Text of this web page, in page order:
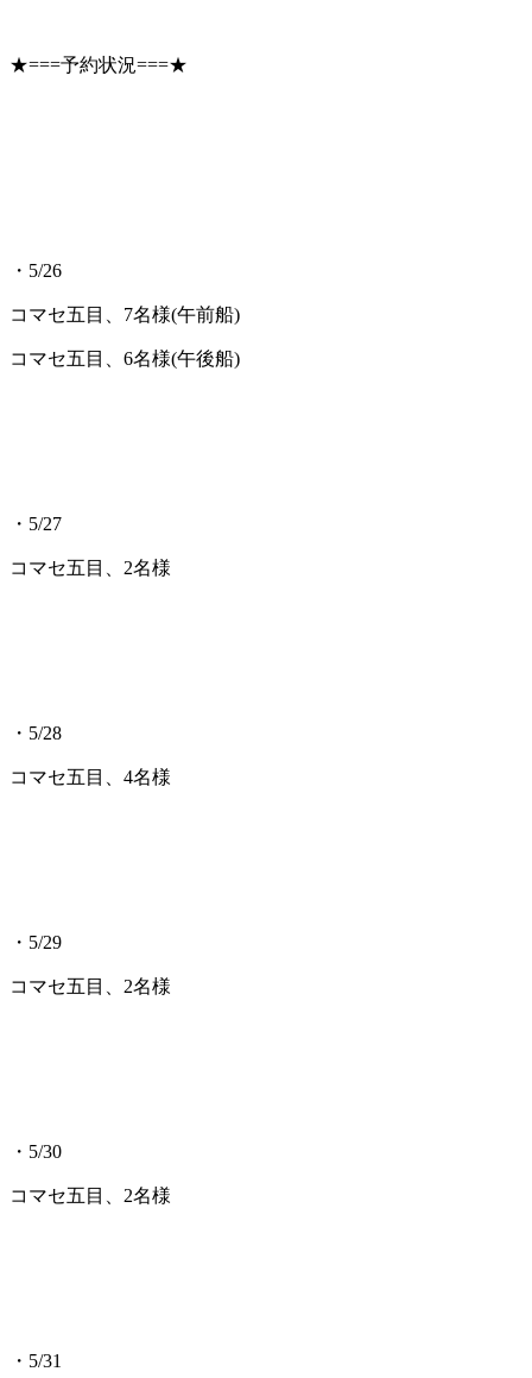
★===予約状況===★
・5/26
コマセ五目、7名様(午前船)
コマセ五目、6名様(午後船)
・5/27
コマセ五目、2名様
・5/28
コマセ五目、4名様
・5/29
コマセ五目、2名様
・5/30
コマセ五目、2名様
・5/31